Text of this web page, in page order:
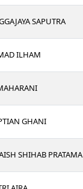
SAPUTRA
ILHAM
GHANI
SHIHAB PRATAMA